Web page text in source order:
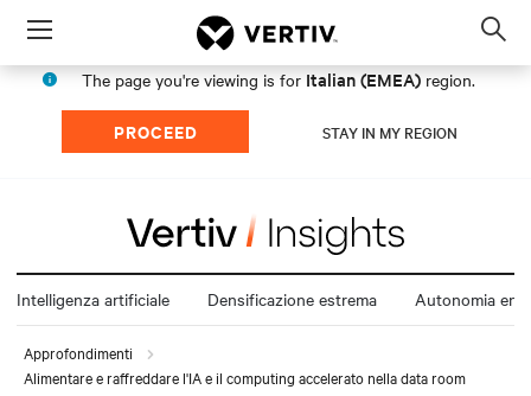
Menu
The page you're viewing is for Italian (EMEA) region.
PROCEED STAY IN MY REGION
Intelligenza artificiale Densificazione estrema Autonomia
Approfondimenti
Alimentare e raffreddare l'IA e il computing accelerato nella data room